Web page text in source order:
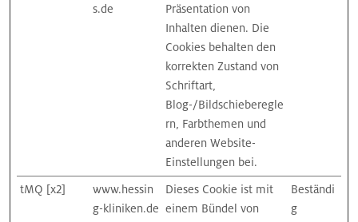
s.de
Präsentation von
Inhalten dienen. Die
Cookies behalten den
korrekten Zustand von
Schriftart,
Blog-/Bildschieberegle
rn, Farbthemen und
anderen Website-
Einstellungen bei.
tMQ [x2]
www.hessin
g-kliniken.de
Dieses Cookie ist mit
einem Bündel von
Beständi
g